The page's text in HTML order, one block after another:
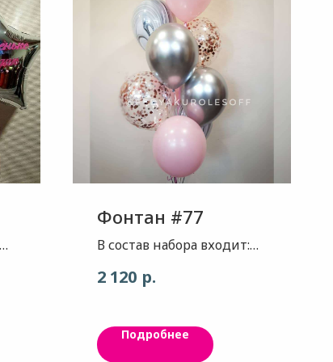
Фонтан #77
В состав набора входит:
цвет черные волны, 2шт
розовый , 3шт Шар хром-
цвет платиновое серебро,
2 120 р.
Подробнее